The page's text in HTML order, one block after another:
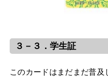
３－３．学生証
このカードはまだまだ普